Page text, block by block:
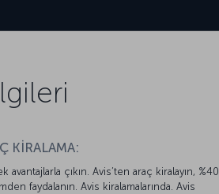
KİRALAMA:
avantajlarla çıkın. Avis’ten araç kiralayın, %40
faydalanın. Avis kiralamalarında. Avis